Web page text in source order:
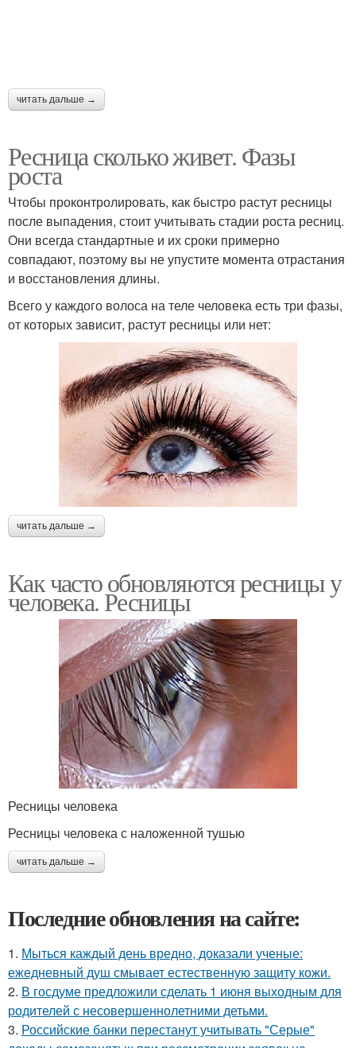
читать дальше →
Ресница сколько живет. Фазы
роста
Чтобы проконтролировать, как быстро растут ресницы
после выпадения, стоит учитывать стадии роста ресниц.
Они всегда стандартные и их сроки примерно
совпадают, поэтому вы не упустите момента отрастания
и восстановления длины.
Всего у каждого волоса на теле человека есть три фазы,
от которых зависит, растут ресницы или нет:
читать дальше →
Как часто обновляются ресницы у
человека. Ресницы
Ресницы человека
Ресницы человека с наложенной тушью
читать дальше →
Последние обновления на сайте:
1. Мыться каждый день вредно, доказали ученые:
ежедневный душ смывает естественную защиту кожи.
2. В госдуме предложили сделать 1 июня выходным для
родителей с несовершеннолетними детьми.
3. Российские банки перестанут учитывать "Серые"